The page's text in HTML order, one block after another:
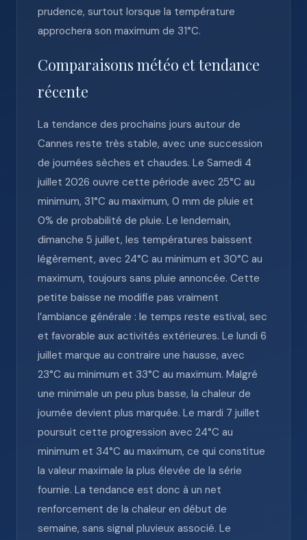
prudence, surtout lorsque la température
approchera son maximum de 31°C.
Comparaisons météo et tendance
récente
La tendance des prochains jours autour de
Cannes reste très stable, avec une succession
de journées sèches et chaudes. Le Samedi 4
juillet 2026 ouvre cette période avec 25°C au
minimum, 31°C au maximum, 0 mm de pluie et
0% de probabilité de pluie. Le lendemain,
dimanche 5 juillet, les températures baissent
légèrement, avec 24°C au minimum et 30°C au
maximum, toujours sans pluie annoncée. Cette
petite baisse ne modifie pas vraiment
l’ambiance générale : le temps reste estival, sec
et favorable aux activités extérieures. Le lundi 6
juillet marque au contraire une hausse, avec
23°C au minimum et 33°C au maximum. Malgré
une minimale un peu plus basse, la chaleur de
journée devient plus marquée. Le mardi 7 juillet
poursuit cette progression avec 24°C au
minimum et 34°C au maximum, ce qui constitue
la valeur maximale la plus élevée de la série
fournie. La tendance est donc à un net
renforcement de la chaleur en début de
semaine, sans signal pluvieux associé. Le